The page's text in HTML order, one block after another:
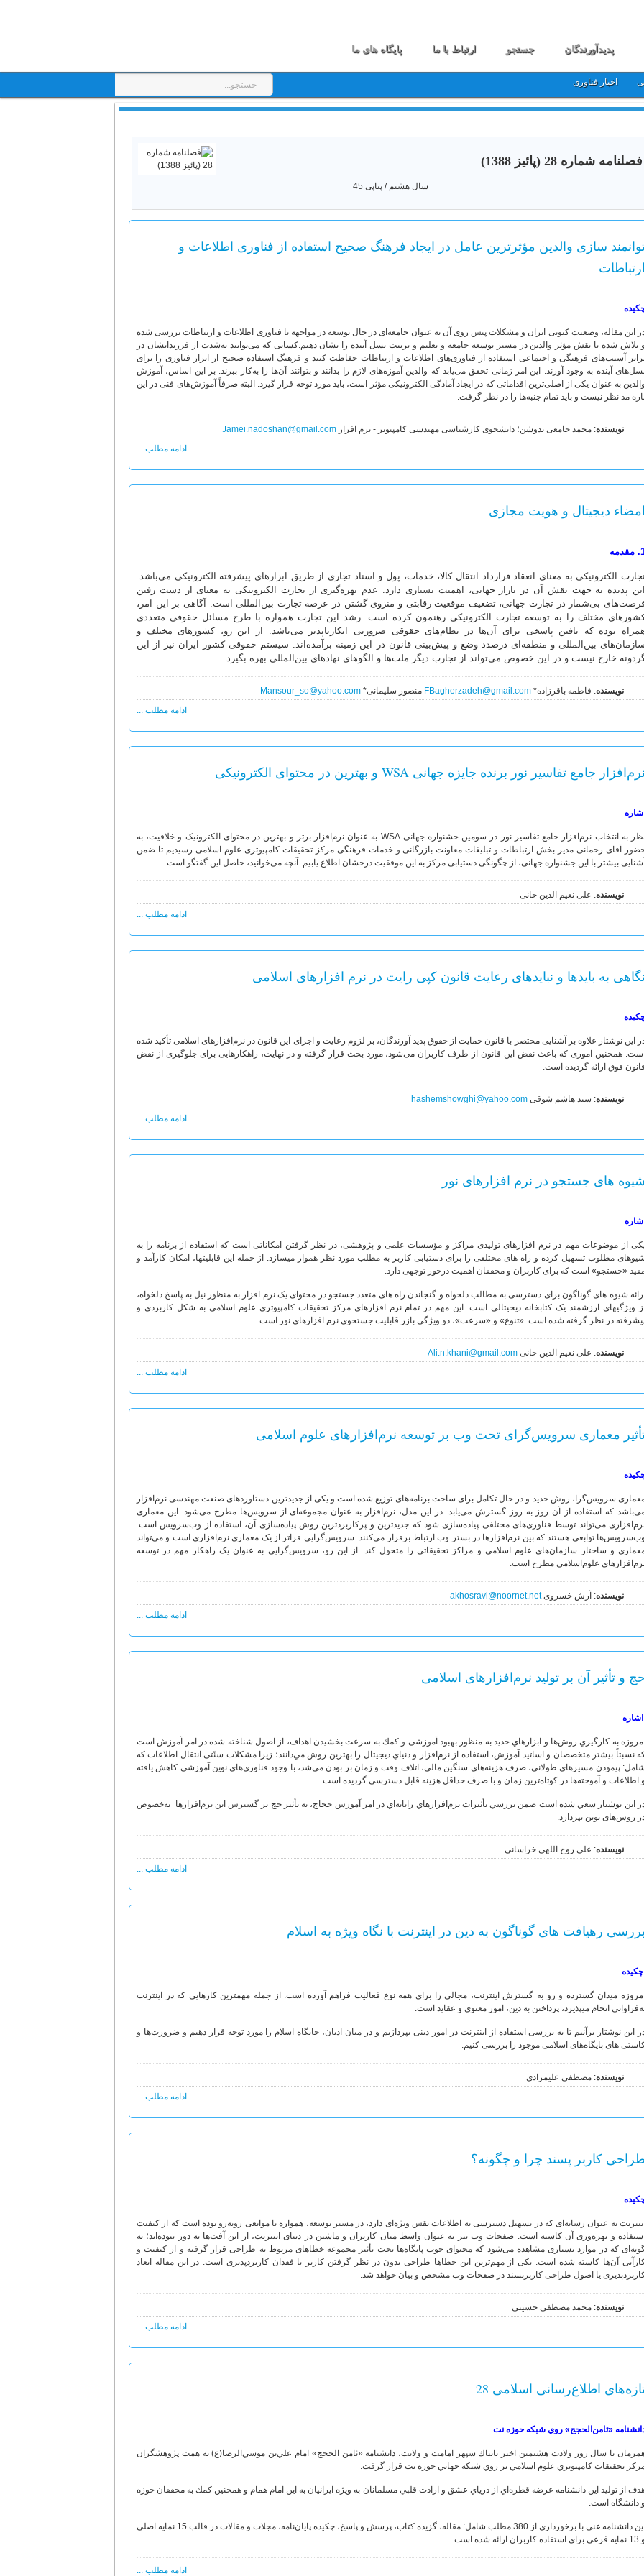
پدیدآورندگان جستجو ارتباط با ما پایگاه های ما
اخبار فناوری
فصلنامه شماره 28 (پائیز 1388)
سال هشتم / پیاپی 45
سازی والدین مؤثرترین عامل در ایجاد فرهنگ صحیح استفاده از فناوری اطلاعات و
ارتباطات
این مقاله، وضعیت کنونی ایران و مشکلات پیش ‌روی آن به عنوان جامعه‌ای در حال توسعه در مواجهه با فناوری اطلاعات و ارتباطات بررسی شده
و تلاش شده تا نقش مؤثر والدین در مسیر توسعه جامعه و تعلیم و تربیت نسل آینده را نشان دهیم.کسانی که می‌توانند به‌شدت از فرزندانشان در
آسیب‌های فرهنگی و اجتماعی استفاده از فناوری‌های اطلاعات و ارتباطات حفاظت کنند و فرهنگ استفاده صحیح از ابزار فناوری را برای
آینده به‌ وجود آورند. این امر زمانی تحقق می‌یابد که والدین آموزه‌های لازم را بدانند و بتوانند آن‌ها را به‌کار ببرند. بر این اساس، آموزش
والدین به عنوان یکی از اصلی‌ترین اقداماتی که در ایجاد آمادگی الکترونیکی مؤثر است، باید مورد توجه قرار گیرد. البته صرفاً آموزش‌های فنی در این
مد نظر نیست و باید تمام جنبه‌ها را در نظر گرفت.
نویسنده: محمد جامعی ندوشن؛ دانشجوی کارشناسی مهندسی کامپیوتر - نرم افزار Jamei.nadoshan@gmail.com
ادامه مطلب ...
امضاء دیجیتال و هویت مجازی
الکترونیکی به معنای انعقاد قرارداد انتقال کالا، خدمات، پول و اسناد تجاری از طریق ابزارهای پیشرفته الکترونیکی می‌باشد.
این پدیده به جهت نقش آن در بازار جهانی، اهمیت بسیاری دارد. عدم بهره‌گیری از تجارت الکترونیکی به معنای از دست رفتن
بی‌شمار در تجارت جهانی، تضعیف موقعیت رقابتی و منزوی گشتن در عرصه تجارت بین‌المللی است. آگاهی بر این امر،
مختلف را به توسعه تجارت الکترونیکی رهنمون کرده است. رشد این تجارت همواره با طرح مسائل حقوقی متعددی
همراه بوده که یافتن پاسخی برای آن‌ها در نظام‌های حقوقی ضرورتی انکار‌ناپذیر می‌باشد. از این‌ رو، کشورهای مختلف و
سازمان‌های بین‌المللی و منطقه‌ای درصدد وضع و پیش‌بینی قانون در این زمینه برآمده‌اند. سیستم حقوقی کشور ایران نیز از این
خارج نیست و در این خصوص می‌تواند از تجارب دیگر ملت‌ها و الگوهای نهادهای بین‌المللی بهره‌ بگیرد.
نویسنده: فاطمه باقرزاده* FBagherzadeh@gmail.com منصور سلیمانی* Mansour_so@yahoo.com
ادامه مطلب ...
نرم‌افزار جامع تفاسیر نور برنده جایزه جهانی WSA و بهترین در محتوای الکترونیکی
اشاره
نظر به انتخاب نرم‌افزار جامع تفاسیر نور در سومین جشنواره جهانی WSA به عنوان نرم‌افزار برتر و بهترین در محتوای الکترونیک و خلاقیت، به
آقای رحمانی مدیر بخش ارتباطات و تبلیغات معاونت بازرگانی و خدمات فرهنگی مرکز تحقیقات کامپیوتری علوم اسلامی رسیدیم تا ضمن
آشنایی بیشتر با این جشنواره جهانی، از چگونگی دستیابی مرکز به این موفقیت درخشان اطلاع یابیم. آنچه می‌خوانید، حاصل این گفتگو است.
نویسنده: علی نعیم الدین خانی
ادامه مطلب ...
نگاهی به بایدها و نبایدهای رعایت قانون کپی رایت در نرم افزارهای اسلامی
این نوشتار علاوه بر آشنایی مختصر با قانون حمایت از حقوق پدید آورندگان، بر لزوم رعایت و اجرای این قانون در نرم‌افزارهای اسلامی تأکید شده
است. همچنین اموری که باعث نقض این قانون از طرف کاربران می‌شود، مورد بحث قرار گرفته و در نهایت، راهکارهایی برای جلوگیری از نقض
قانون فوق ارائه گردیده است.
نویسنده: سید هاشم شوقی hashemshowghi@yahoo.com
ادامه مطلب ...
شیوه های جستجو در نرم افزارهای نور
اشاره
از موضوعات مهم در نرم افزارهای تولیدی مراکز و مؤسسات علمی و پژوهشی، در نظر گرفتن امکاناتی است که استفاده از برنامه را به
شیوه‏ای مطلوب تسهیل کرده و راه های مختلفی را برای دست‏یابی کاربر به مطلب مورد نظر هموار می‏سازد. از جمله این قابلیت‏ها، امکان کارآمد و
«جستجو» است که برای کاربران و محققان اهمیت درخور توجهی دارد.
ارائه شیوه های گوناگون برای دسترسی به مطالب دلخواه و گنجاندن راه های متعدد جستجو در محتوای یک نرم افزار به منظور نیل به پاسخ دلخواه،
از ویژگی‏های ارزشمند یک کتابخانه دیجیتالی است. این مهم در تمام نرم افزارهای مرکز تحقیقات کامپیوتری علوم اسلامی به شکل کاربردی و
در نظر گرفته شده است. «تنوع» و «سرعت»، دو ویژگی بازر قابلیت جستجوی نرم افزارهای نور است.
نویسنده: علی نعیم الدین خانی Ali.n.khani@gmail.com
ادامه مطلب ...
معماری سرویس‌گرای تحت وب بر توسعه نرم‌افزارهای علوم اسلامی
سرویس‌گرا، روش جدید و در حال تکامل برای ساخت برنامه‌های توزیع شده است و یکی از جدیدترین دستاوردهای صنعت مهندسی نرم‌افزار
که استفاده از آن روز به روز گسترش می‌یابد. در این مدل، نرم‌افزار به عنوان مجموعه‌ای از سرویس‌ها مطرح می‌شود. این معماری
می‌تواند توسط فناوری‌های مختلفی پیاده‌سازی شود که جدیدترین و پرکاربرد‌ترین روش پیاده‌سازی آن، استفاده از وب‌سرویس است.
وب‌سرویس‌ها توابعی هستند که بین نرم‌افزار‌ها در بستر وب ارتباط برقرار می‌کنند. سرویس‌گرایی فراتر از یک معماری نرم‌افزاری است و می‌تواند
و ساختار سازمان‌های علوم اسلامی و مراکز تحقیقاتی را متحول کند. از‌ اين ‌رو، سرویس‌گرایی به عنوان یک راهکار مهم در توسعه
علوم‌اسلامی مطرح است.
نویسنده: آرش خسرویakhosravi@noornet.net
ادامه مطلب ...
حج و تأثیر آن بر تولید نرم‌افزار‌های اسلامی
اشاره
امروزه به كارگيري روش‌ها و ابزارهاي جديد به منظور بهبود آموزشی و كمك به سرعت بخشيدن اهداف‌، از اصول شناخته شده در امر آموزش است
نسبتاً بيشتر متخصصان و اساتید آموزش، استفاده از نرم‌افزار و دنياي ديجيتال را بهترين روش مي‌دانند؛ زیرا مشكلات سنّتى انتقال اطلاعات كه
شامل: پيمودن مسيرهاى طولانى‌، صرف هزينه‌هاى سنگين مالى‌، اتلاف وقت و زمان بر بودن مى‌شد، با وجود فناورى‌هاى نوين آموزشی كاهش يافته
و اطلاعات و آموخته‌ها در كوتاه‌ترين زمان و با صرف حداقل هزينه قابل دسترسى گرديده است.
اين نوشتار سعي شده است ضمن بررسي تأثيرات نرم‌افزارهاي رايانه‌اي در امر آموزش حجاج، به تأثیر حج بر گسترش این نرم‌افزارها به‌خصوص
روش‌های نوین بپردازد.
نویسنده: علی روح اللهی خراسانی
ادامه مطلب ...
بررسی رهیافت های گوناگون به دین در اینترنت با نگاه ویژه به اسلام
چکیده
امروزه میدان گسترده و رو به گسترش اینترنت، مجالی را برای همه نوع فعالیت فراهم آورده است. از جمله مهم­ترین کارهایی که در اینترنت
انجام می­پذیرد، پرداختن به دین، امور معنوی و عقاید است.
این نوشتار برآنیم تا به بررسی استفاده از اینترنت در امور دینی بپردازیم و در میان ادیان، جایگاه­ اسلام را مورد توجه قرار دهیم و ضرورت‌ها و
های پایگاه‌های اسلامی موجود را بررسی کنیم.
نویسنده: مصطفی علیمرادی
ادامه مطلب ...
طراحی کاربر پسند چرا و چگونه؟
اینترنت به عنوان رسانه‌ای که در تسهيل دسترسی به اطلاعات نقش ویژه‌ای دارد، در مسير توسعه، همواره با موانعی روبه‌رو بوده است که از کیفیت
استفاده و بهره‌وری آن کاسته است. صفحات وب نیز به عنوان واسط میان کاربران و ماشین در دنیای اینترنت، از این آفت‌ها به دور نبوده‌اند؛ به
که در موارد بسیاری مشاهده می‌شود که محتوای خوب پايگاه‌ها تحت تأثیر مجموعه خطاهای مربوط به طراحی قرار گرفته و از کیفیت و
آن‌ها کاسته شده است. یکی از مهم‌ترین این خطاها طراحی بدون در نظر گرفتن کاربر یا فقدان کاربردپذیری است. در این مقاله ابعاد
یا اصول طراحی کاربرپسند در صفحات وب مشخص و بیان خواهد شد.
نویسنده: محمد مصطفی حسينی
ادامه مطلب ...
اطلاع‌رسانی اسلامی 28
«ثامن‌الحجج» روي شبكه حوزه نت
با سال روز ولادت هشتمين اختر تابناك سپهر امامت و ولايت، دانشنامه «ثامن ‌الحجج» امام علي‌بن موسي‌الرضا(ع) به همت پژوهشگران
تحقيقات كامپيوتري علوم اسلامي بر روي شبكه جهاني حوزه نت قرار گرفت.
از توليد اين دانشنامه عرضه قطره‌اي از درياي عشق و ارادت قلبي مسلمانان به ويژه ايرانيان به اين امام همام و همچنين كمك به محققان حوزه
و دانشگاه است.
اين دانشنامه غني با برخورداري از 380 مطلب شامل: مقاله، گزيده كتاب، پرسش و پاسخ، چكيده پايان‌نامه، مجلات و مقالات در قالب 15 نمايه اصلي
و 13 نمايه فرعي براي استفاده كاربران ارائه شده است.
ادامه مطلب ...